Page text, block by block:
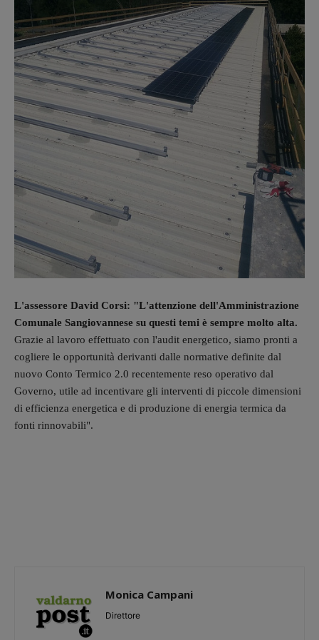
L'assessore David Corsi: "L'attenzione dell'Amministrazione
Comunale Sangiovannese su questi temi è sempre molto alta.
Grazie al lavoro effettuato con l'audit energetico, siamo pronti a
cogliere le opportunità derivanti dalle normative definite dal
nuovo Conto Termico 2.0 recentemente reso operativo dal
Governo, utile ad incentivare gli interventi di piccole dimensioni
di efficienza energetica e di produzione di energia termica da
fonti rinnovabili".
Monica Campani
Direttore